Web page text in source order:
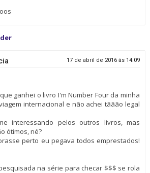
17 de abril de 2016 às 14:09
ganhei o livro I'm Number Four da minha
internacional e não achei tããão legal
interessando pelos outros livros, mas
ótimos, né?
perto eu pegava todos emprestados!
na série para checar $$$ se rola